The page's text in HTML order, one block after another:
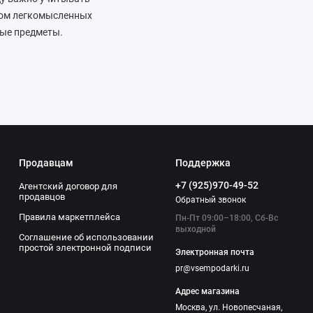
легкомысленных
предметы.
для фондю,
Продавцам
Агентский договор для
продавцов
Правила маркетплейса
Соглашение об использовании
простой электронной подписи
Поддержка
+7 (925)970-49-52
Обратный звонок
Пн-Пт 09:00–18:00, Сб-Вс
выходной
Электронная почта
pr@vsempodarki.ru
Адрес магазина
Москва, ул. Новопесчаная,